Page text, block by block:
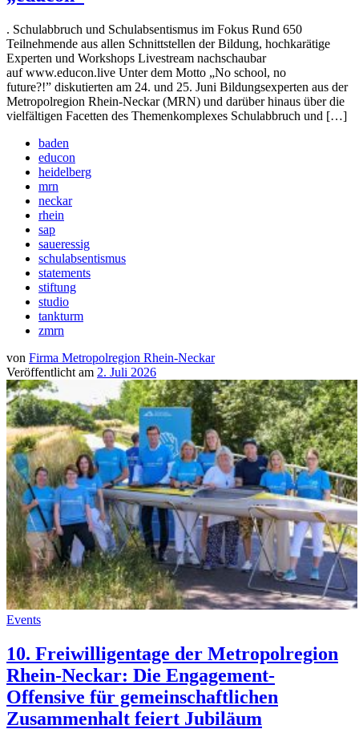
. Schulabbruch und Schulabsentismus im Fokus Rund 650
Teilnehmende aus allen Schnittstellen der Bildung, hochkarätige
Experten und Workshops Livestream nachschaubar
auf www.educon.live Unter dem Motto „No school, no
future?!” diskutierten am 24. und 25. Juni Bildungsexperten aus der
Metropolregion Rhein-Neckar (MRN) und darüber hinaus über die
vielfältigen Facetten des Themenkomplexes Schulabbruch und […]
baden
educon
heidelberg
mrn
neckar
rhein
sap
saueressig
schulabsentismus
statements
stiftung
studio
tankturm
zmrn
von Firma Metropolregion Rhein-Neckar
Veröffentlicht am 2. Juli 2026
Events
10. Freiwilligentage der Metropolregion
Rhein-Neckar: Die Engagement-
Offensive für gemeinschaftlichen
Zusammenhalt feiert Jubiläum